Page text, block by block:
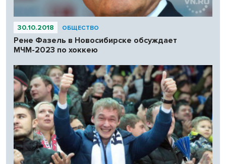
30.10.2018 ОБЩЕСТВО
Рене Фазель в Новосибирске обсуждает
МЧМ-2023 по хоккею